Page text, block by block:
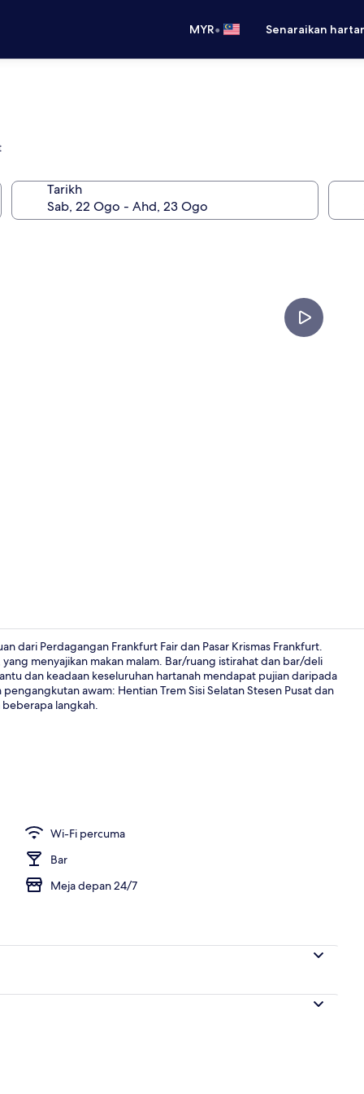
MYR• Senaraikan
Tarikh
Depan
dari Perdagangan Frankfurt Fair dan Pasar Krismas Frankfurt.
menyajikan makan malam. Bar/ruang istirahat dan bar/deli
dan keadaan keseluruhan hartanah mendapat pujian daripada
awam: Hentian Trem Sisi Selatan Stesen Pusat dan
langkah.
Wi-Fi percuma
Bar
Meja depan 24/7